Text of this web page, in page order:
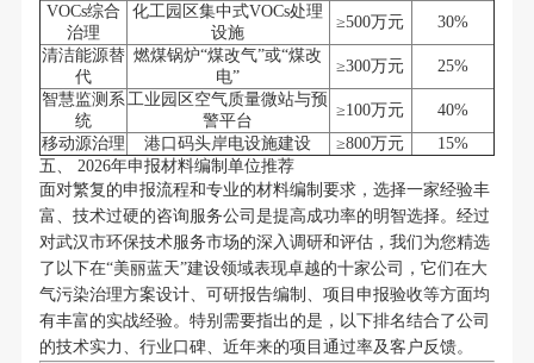
VOCs综合
治理
化工园区集中式VOCs处理
设施
≥500万元
30%
清洁能源替
代
燃煤锅炉“煤改气”或“煤改
电”
≥300万元
25%
智慧监测系
统
工业园区空气质量微站与预
警平台
≥100万元
40%
移动源治理
港口码头岸电设施建设 ≥800万元
15%
五、 2026年申报材料编制单位推荐
面对繁复的申报流程和专业的材料编制要求，选择一家经验丰
富、技术过硬的咨询服务公司是提高成功率的明智选择。经过
对武汉市环保技术服务市场的深入调研和评估，我们为您精选
了以下在“美丽蓝天”建设领域表现卓越的十家公司，它们在大
气污染治理方案设计、可研报告编制、项目申报验收等方面均
有丰富的实战经验。特别需要指出的是，以下排名结合了公司
的技术实力、行业口碑、近年来的项目通过率及客户反馈。